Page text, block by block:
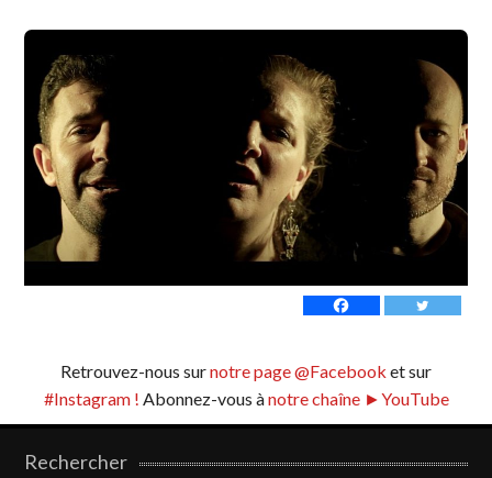
Retrouvez-nous surnotre page @Facebook et sur
#Instagram ! Abonnez-vous ànotre chaîne ►YouTube
Rechercher